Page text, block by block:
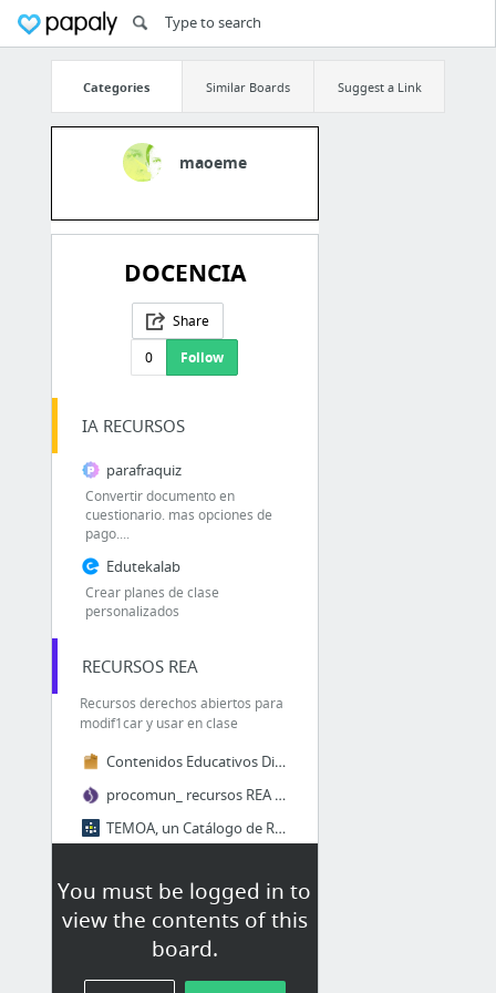
Categories Similar Boards Suggest a Link
maoeme
DOCENCIA
Share
0
Follow
You must be logged in to
view the contents of this
board.
IA RECURSOS
parafraquiz
Convertir documento en
cuestionario. mas opciones de
pago....
Edutekalab
Crear planes de clase
personalizados
RECURSOS REA
Recursos derechos abiertos para
modif1car y usar en clase
Contenidos Educativos Digitales españa
procomun_ recursos REA españa
TEMOA, un Catálogo de Recursos Educativos Abiertos para Ambientes Virtuales: Iniciativa...
DOCENCIA Vínculos de
consulta regular
recursos preparar clases